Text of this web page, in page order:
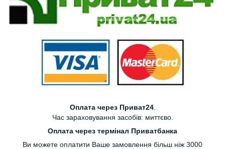
Оплата через Приват24.
Час зараховування засобів: миттєво.
Оплата через термінал Приватбанка
Ви можете оплатити Ваше замовлення більш ніж 3000